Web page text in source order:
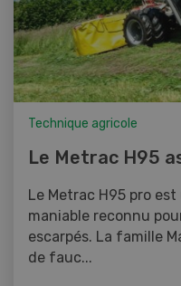
Technique agricole
Le Metrac H95
Le Metrac H95 pro
maniable reconnu
escarpés. La famille
de fauc...